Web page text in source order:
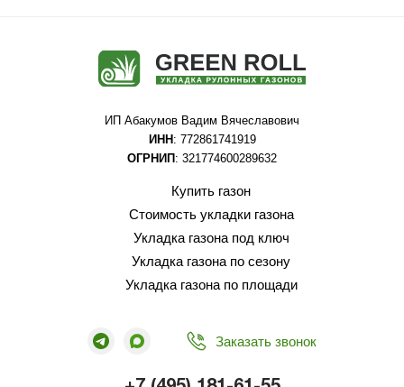
ИП Абакумов Вадим Вячеславович
ИНН : 772861741919
ОГРНИП : 321774600289632
Купить газон
Стоимость укладки газона
Укладка газона под ключ
Укладка газона по сезону
Укладка газона по площади
Заказать звонок